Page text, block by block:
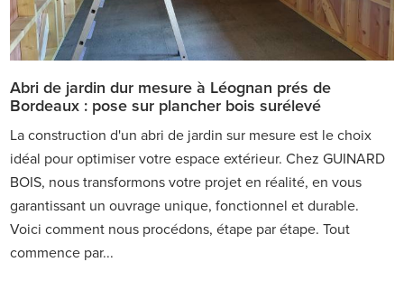
Abri de jardin dur mesure à Léognan prés de
Bordeaux : pose sur plancher bois surélevé
La construction d'un abri de jardin sur mesure est le choix
idéal pour optimiser votre espace extérieur. Chez GUINARD
BOIS, nous transformons votre projet en réalité, en vous
garantissant un ouvrage unique, fonctionnel et durable.
Voici comment nous procédons, étape par étape. Tout
commence par...